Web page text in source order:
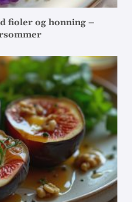
fioler og honning –